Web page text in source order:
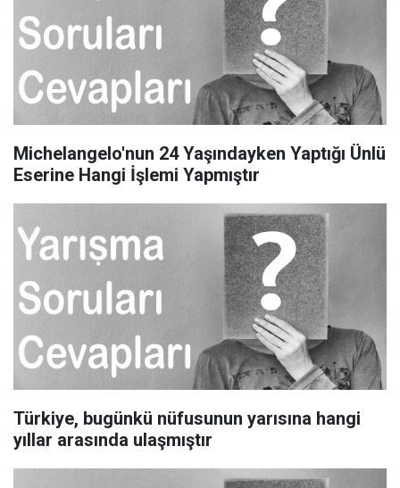
Michelangelo'nun 24 Yaşındayken Yaptığı Ünlü
Eserine Hangi İşlemi Yapmıştır
Türkiye, bugünkü nüfusunun yarısına hangi
yıllar arasında ulaşmıştır